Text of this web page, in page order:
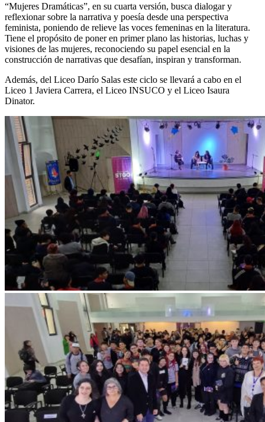
“Mujeres Dramáticas”, en su cuarta versión, busca dialogar y
reflexionar sobre la narrativa y poesía desde una perspectiva
feminista, poniendo de relieve las voces femeninas en la literatura.
Tiene el propósito de poner en primer plano las historias, luchas y
visiones de las mujeres, reconociendo su papel esencial en la
construcción de narrativas que desafían, inspiran y transforman.
Además, del Liceo Darío Salas este ciclo se llevará a cabo en el
Liceo 1 Javiera Carrera, el Liceo INSUCO y el Liceo Isaura
Dinator.